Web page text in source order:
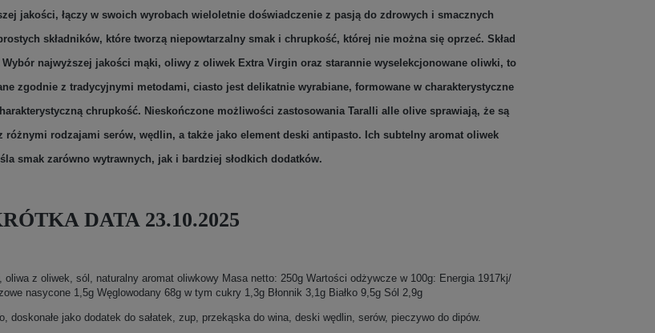
jakości, łączy w swoich wyrobach wieloletnie doświadczenie z pasją do zdrowych i smacznych
składników, które tworzą niepowtarzalny smak i chrupkość, której nie można się oprzeć. Skład
najwyższej jakości mąki, oliwy z oliwek Extra Virgin oraz starannie wyselekcjonowane oliwki, to
zgodnie z tradycyjnymi metodami, ciasto jest delikatnie wyrabiane, formowane w charakterystyczne
chrupkość. Nieskończone możliwości zastosowania Taralli alle olive sprawiają, że są
rodzajami serów, wędlin, a także jako element deski antipasto. Ich subtelny aromat oliwek
smak zarówno wytrawnych, jak i bardziej słodkich dodatków.
DATA 23.10.2025
oliwa z oliwek, sól, naturalny aromat oliwkowy Masa netto: 250g Wartości odżywcze w 100g: Energia 1917kj/
nasycone 1,5g Węglowodany 68g w tym cukry 1,3g Błonnik 3,1g Białko 9,5g Sól 2,9g
doskonałe jako dodatek do sałatek, zup, przekąska do wina, deski wędlin, serów, pieczywo do dipów.